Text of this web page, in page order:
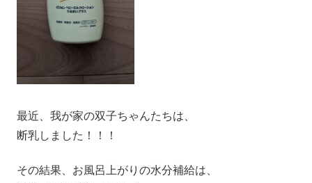
最近、我が家の双子ちゃんたちは、
断乳しました！！！
その結果、お風呂上がりの水分補給は、